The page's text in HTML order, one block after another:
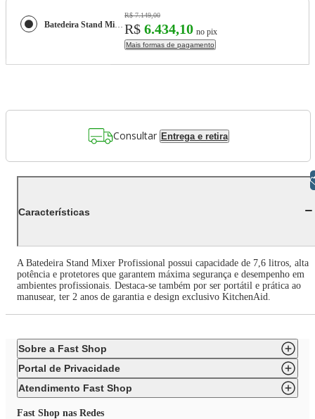
Batedeira Stand Mixer Profissional 7,6L - White
R$ 7.149,00
R$ 6.434,10 no pix
Mais formas de pagamento
Consultar Entrega e retira
Características
A Batedeira Stand Mixer Profissional possui capacidade de 7,6 litros, alta
potência e protetores que garantem máxima segurança e desempenho em
ambientes profissionais. Destaca-se também por ser portátil e prática ao
manusear, ter 2 anos de garantia e design exclusivo KitchenAid.
Sobre a Fast Shop
Portal de Privacidade
Atendimento Fast Shop
Fast Shop nas Redes
Libras